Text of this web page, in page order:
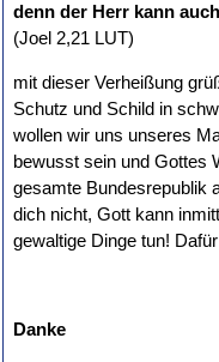
denn der Herr kann
(Joel 2,21 LUT)
mit dieser Verheißung
Schutz und Schild in
wollen wir uns unseres
bewusst sein und Gottes
gesamte Bundesrepublik
dich nicht, Gott kann
gewaltige Dinge tun!
Danke